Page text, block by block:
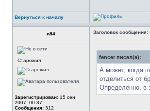
Вернуться к началу
n84 Заголовок сообщения:
Старожил
Зарегистрирован: 15 сен
2007, 00:37
Сообщения: 312
fencer писал(а):
А может, когда
отделиться от
Определённо, в